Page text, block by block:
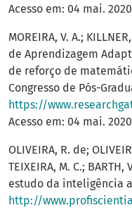
Acesso em: 04 mai.
MOREIRA, V. A.;
de Aprendizagem
de reforço de
Congresso de Pós-
https://
Acesso em: 04 mai.
OLIVEIRA, R. de;
TEIXEIRA, M. C.;
estudo da inteligência
http://www.profiscientia.ifmt.edu.br/